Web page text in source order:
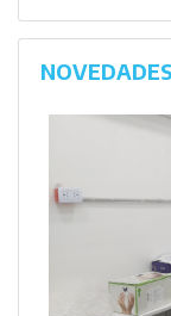
NOVEDADES